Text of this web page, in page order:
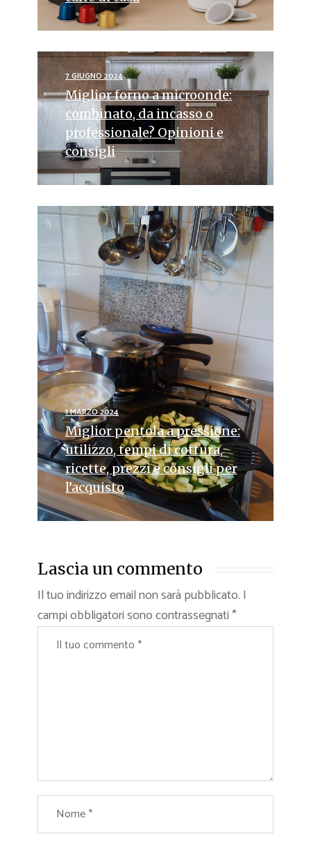
7 GIUGNO 2024
Miglior forno a microonde:
combinato, da incasso o
professionale? Opinioni e
consigli
1 MARZO 2024
Miglior pentola a pressione:
utilizzo, tempi di cottura,
ricette, prezzi e consigli per
l’acquisto
Lascia un commento
Il tuo indirizzo email non sarà pubblicato. I
campi obbligatori sono contrassegnati*